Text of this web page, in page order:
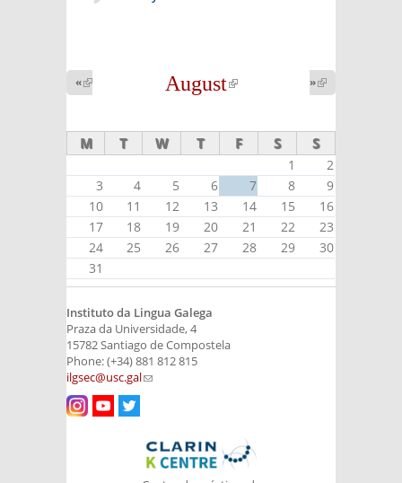
August
(link is
«
external)
»
external)
M T W T F S S
1
2
3
4 5 6 7 8
9
10
11 12 13 14 15
16
17
18 19 20 21 22
23
24
25 26 27 28 29
30
31
Instituto da Lingua Galega
Praza da Universidade, 4
15782 Santiago de Compostela
Phone: (+34) 881 812 815
ilgsec@usc.gal(link sends e-mail)